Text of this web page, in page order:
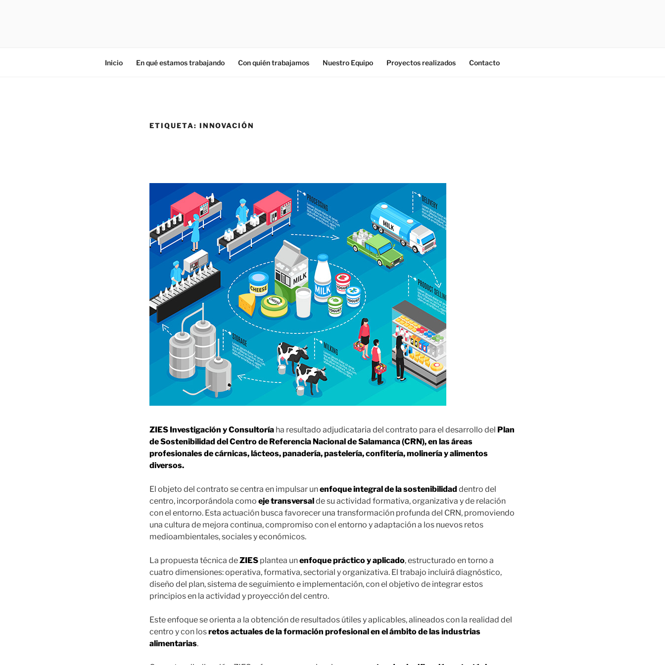
Inicio En qué estamos trabajando Con quién trabajamos Nuestro Equipo Proyectos realizados Contacto
ETIQUETA: INNOVACIÓN
ZIES Investigación y Consultoría ha resultado adjudicataria del contrato para el desarrollo del Plan
de Sostenibilidad del Centro de Referencia Nacional de Salamanca (CRN), en las áreas
profesionales de cárnicas, lácteos, panadería, pastelería, confitería, molinería y alimentos
diversos.
El objeto del contrato se centra en impulsar unenfoque integral de la sostenibilidad dentro del
centro, incorporándola como eje transversalde su actividad formativa, organizativa y de relación
con el entorno. Esta actuación busca favorecer una transformación profunda del CRN, promoviendo
una cultura de mejora continua, compromiso con el entorno y adaptación a los nuevos retos
medioambientales, sociales y económicos.
La propuesta técnica deZIES plantea unenfoque práctico y aplicado, estructurado en torno a
cuatro dimensiones: operativa, formativa, sectorial y organizativa. El trabajo incluirá diagnóstico,
diseño del plan, sistema de seguimiento e implementación, con el objetivo de integrar estos
principios en la actividad y proyección del centro.
Este enfoque se orienta a la obtención de resultados útiles y aplicables, alineados con la realidad del
centro y con losretos actuales de la formación profesional en el ámbito de las industrias
alimentarias.